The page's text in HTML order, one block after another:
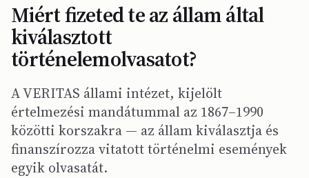
Miért fizeted te az állam által
kiválasztott
történelemolvasatot?
A VERITAS állami intézet, kijelölt
értelmezési mandátummal az 1867–1990
közötti korszakra — az állam kiválasztja és
finanszírozza vitatott történelmi események
egyik olvasatát.